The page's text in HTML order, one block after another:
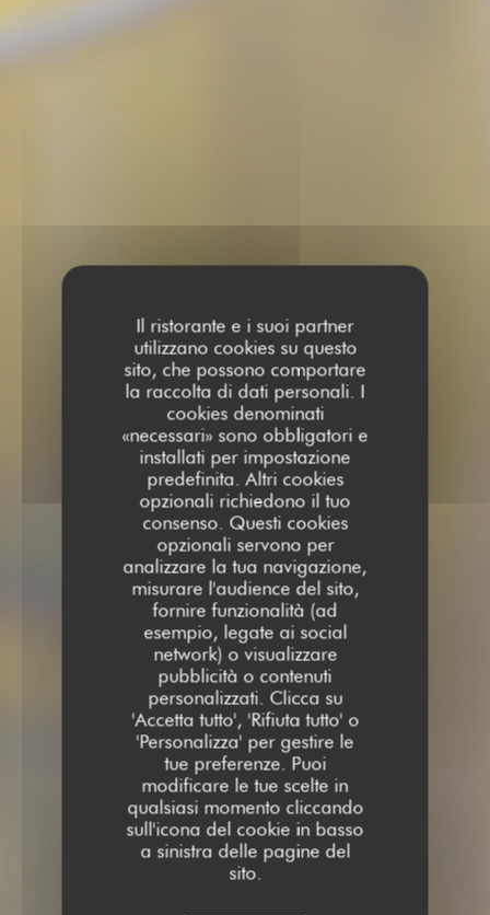
Il ristorante e i suoi partner
utilizzano cookies su questo
sito, che possono comportare
la raccolta di dati personali. I
cookies denominati
«necessari» sono obbligatori e
installati per impostazione
predefinita. Altri cookies
opzionali richiedono il tuo
consenso. Questi cookies
opzionali servono per
analizzare la tua navigazione,
misurare l'audience del sito,
fornire funzionalità (ad
esempio, legate ai social
network) o visualizzare
pubblicità o contenuti
personalizzati. Clicca su
'Accetta tutto', 'Rifiuta tutto' o
'Personalizza' per gestire le
tue preferenze. Puoi
modificare le tue scelte in
qualsiasi momento cliccando
sull'icona del cookie in basso
a sinistra delle pagine del
sito.